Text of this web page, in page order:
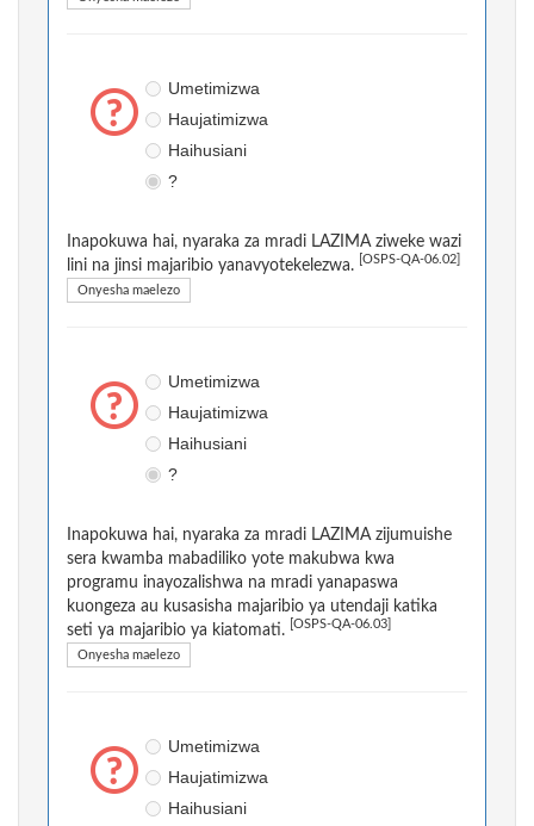
Umetimizwa
Haujatimizwa
Haihusiani
?
Inapokuwa hai, nyaraka za mradi LAZIMA ziweke wazi
lini na jinsi majaribio yanavyotekelezwa.
[OSPS-QA-06.02]
Onyesha maelezo
Umetimizwa
Haujatimizwa
Haihusiani
?
Inapokuwa hai, nyaraka za mradi LAZIMA zijumuishe
sera kwamba mabadiliko yote makubwa kwa
programu inayozalishwa na mradi yanapaswa
kuongeza au kusasisha majaribio ya utendaji katika
seti ya majaribio ya kiatomati.
[OSPS-QA-06.03]
Onyesha maelezo
Umetimizwa
Haujatimizwa
Haihusiani